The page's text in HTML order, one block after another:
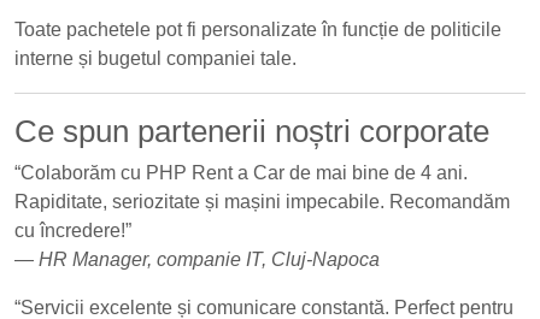
Toate pachetele pot fi personalizate în funcție de politicile
interne și bugetul companiei tale.
Ce spun partenerii noștri corporate
“Colaborăm cu PHP Rent a Car de mai bine de 4 ani.
Rapiditate, seriozitate și mașini impecabile. Recomandăm
cu încredere!”
— HR Manager, companie IT, Cluj-Napoca
“Servicii excelente și comunicare constantă. Perfect pentru